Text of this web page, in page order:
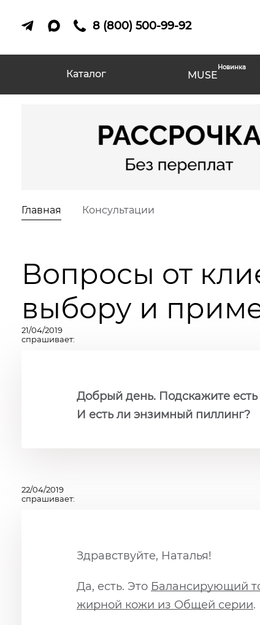
8 (800) 500-99-92
Каталог MUSE
Новинка
Главная Консультации
Вопросы от
выбору и
21/04/2019
спрашивает:
Добрый день. Подскажите
И есть ли энзимный пиллинг?
22/04/2019
спрашивает:
Здравствуйте, Наталья!
Да, есть. Это Балансирующий
жирной кожи из Общей серии.